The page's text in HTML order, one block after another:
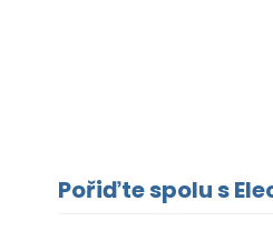
Pořiďte spolu s